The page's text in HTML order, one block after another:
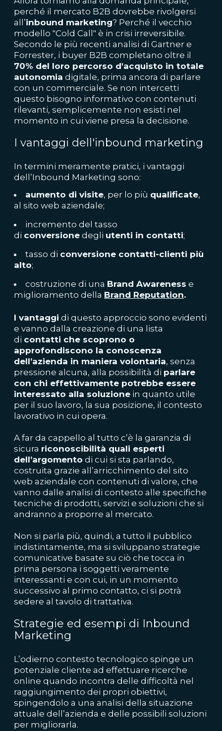
perché il mercato B2B dovrebbe rivolgersi
all’inbound marketing? Perché il vecchio
modello "Cold Call" è in crisi irreversibile.
Secondo le più recenti analisi di Gartner e
Forrester, i buyer B2B completano oltre il
70% del loro percorso d'acquisto in totale
autonomia digitale, prima ancora di parlare
con un commerciale. Se non intercetti
questo bisogno informativo con contenuti
rilevanti, semplicemente non esisti nel
momento in cui viene presa la decisione.
I vantaggi dell'inbound marketing
In termini meramente pratici, i vantaggi
dell’Inbound Marketing sono:
aumento di visite, per lo più qualificate,
al sito web aziendale;
incremento del tasso
di conversione degli utenti in contatti;
tasso di conversione contatti-clienti più
alto;
costruzione di una Brand Awareness e
miglioramento della Brand Reputation.
I vantaggi di questo approccio sono evidenti
e vanno dalla creazione di una lista
di contatti che scoprono o
approfondiscono la conoscenza
dell’azienda in maniera volontaria, senza
pressione alcuna, alla possibilità di parlare
con chi effettivamente potrebbe essere
interessato alla soluzione in quanto utile
per il suo lavoro, la sua posizione, il contesto
lavorativo in cui opera.
A far da cappello al tutto c’è la garanzia di
sicura riconoscibilità quali esperti
dell’argomento di cui si sta parlando,
costruita grazie all’arricchimento del sito
web aziendale con contenuti di valore, che
vanno dalle analisi di contesto alle specifiche
tecniche di prodotti, servizi e soluzioni che si
andranno a proporre al mercato.
Non si parla più, quindi, a tutto il pubblico
indistintamente, ma si sviluppano strategie
comunicative basate su ciò che tocca in
prima persona i soggetti veramente
interessanti e con cui, in un momento
successivo al primo contatto, ci si potrà
sedere al tavolo di trattativa.
Strategie ed esempi di Inbound
Marketing
L’odierno contesto tecnologico spinge un
potenziale cliente ad effettuare ricerche
online quando incontra delle difficoltà nel
raggiungimento dei propri obiettivi,
spingendolo a una analisi della situazione
attuale dell’azienda e delle possibili soluzioni
per migliorarla.